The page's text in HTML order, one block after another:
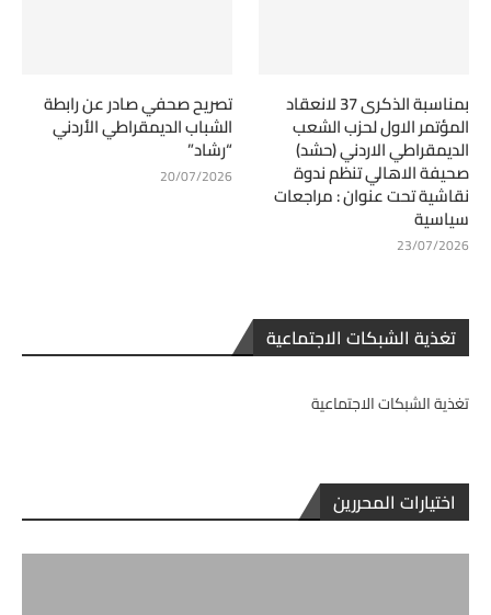
بمناسبة الذكرى 37 لانعقاد
المؤتمر الاول لحزب الشعب
الديمقراطي الاردني (حشد)
صحيفة الاهالي تنظم ندوة
نقاشية تحت عنوان : مراجعات
سياسية
23/07/2026
تصريح صحفي صادر عن رابطة
الشباب الديمقراطي الأردني
“رشاد”
20/07/2026
تغذية الشبكات الاجتماعية
تغذية الشبكات الاجتماعية
اختيارات المحررين